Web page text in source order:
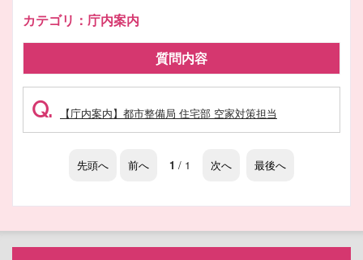
カテゴリ：庁内案内
質問内容
Q. 【庁内案内】都市整備局 住宅部 空家対策担当
先頭へ 前へ 1 / 1 次へ 最後へ